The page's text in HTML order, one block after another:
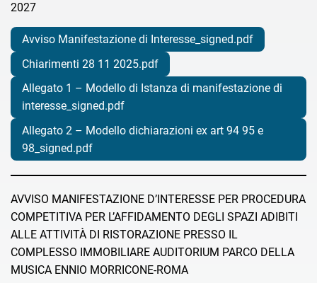
2027
Avviso Manifestazione di Interesse_signed.pdf
Chiarimenti 28 11 2025.pdf
Allegato 1 – Modello di Istanza di manifestazione di
interesse_signed.pdf
Allegato 2 – Modello dichiarazioni ex art 94 95 e
98_signed.pdf
AVVISO MANIFESTAZIONE D’INTERESSE PER PROCEDURA
COMPETITIVA PER L’AFFIDAMENTO DEGLI SPAZI ADIBITI
ALLE ATTIVITÀ DI RISTORAZIONE PRESSO IL
COMPLESSO IMMOBILIARE AUDITORIUM PARCO DELLA
MUSICA ENNIO MORRICONE-ROMA